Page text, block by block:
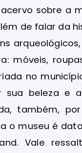
sobre a
de falar da
móveis,
no
sua beleza e
também,
o museu é
Vale